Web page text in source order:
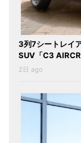
3列7シートレイ
SUV「C3
2日 ago